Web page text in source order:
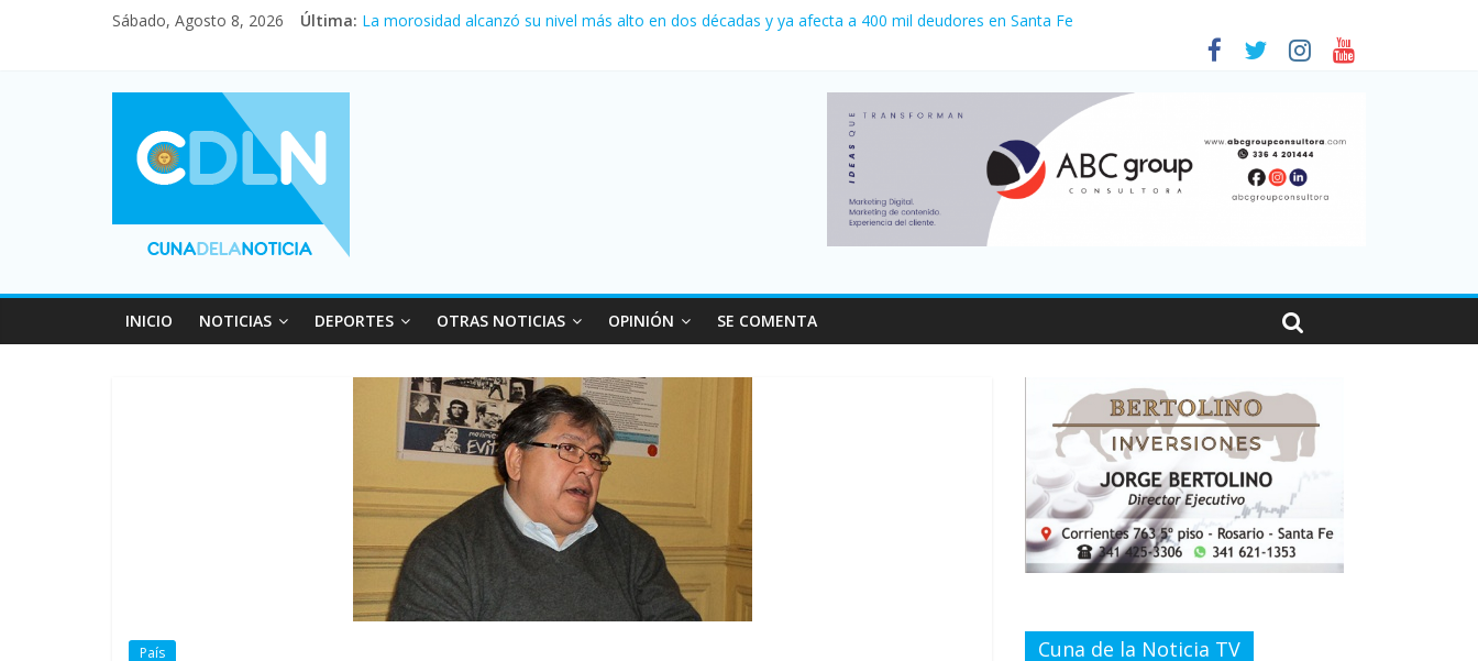
Sábado, Agosto 8, 2026 Última: Central venció 1 a 0 al River de Coudet en el Monumental
Vacaciones de invierno con más movimiento y consumo turístico: 4,6 millones de personas viajaron por el país, un 5,9% más que en 2025
Fuerte caída de la venta de autos usados en julio: bajó un 12,6% interanual
INICIO NOTICIAS DEPORTES OTRAS NOTICIAS OPINIÓN SE COMENTA
País Cuna de la Noticia TV